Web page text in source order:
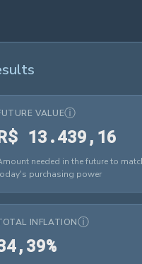
VALUEⓘ
$ 13.439, 16
needed in the future to
purchasing power
INFLATIONⓘ
4,39%34,39%